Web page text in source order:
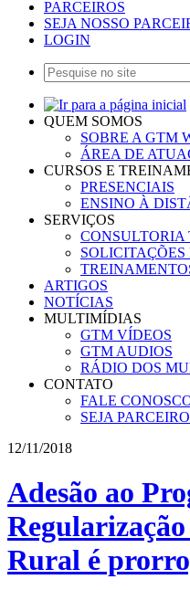
PARCEIROS
SEJA NOSSO
LOGIN
QUEM SOMOS
SOBRE A GTM
ÁREA DE
CURSOS E
PRESENCIAIS
ENSINO À
SERVIÇOS
SOLICITAÇÕES
ARTIGOS
NOTÍCIAS
MULTIMÍDIAS
GTM VÍDEOS
GTM AUDIOS
RÁDIO DOS
CONTATO
FALE
SEJA PARCEIRO
12/11/2018
Adesão ao
Rural é